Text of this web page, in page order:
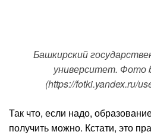
Башкирский
университет. Фото
(https://fotki.yandex.ru/
Так что, если надо,
получить можно. Кстати, это